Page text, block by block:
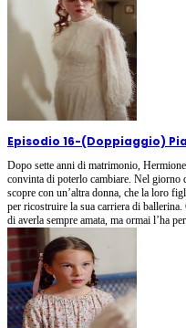
Episodio 16-(Doppiaggio)
Dopo sette anni di matrimonio,
convinta di poterlo cambiare. Nel giorno
scopre con un’altra donna, che la loro
per ricostruire la sua carriera di
di averla sempre amata, ma ormai l’ha